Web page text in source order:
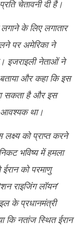
चेतावनी दी है।
के लिए लगातार
पर अमेरिका ने
इजराइली नेताओं ने
और कहा कि इस
सकता है और इस
था।
लक्ष्य को प्राप्त करने
भविष्य में हमला
को परमाणु
राइजिंग लॉयन’
के प्रधानमंत्री
कि नतांज स्थित ईरान